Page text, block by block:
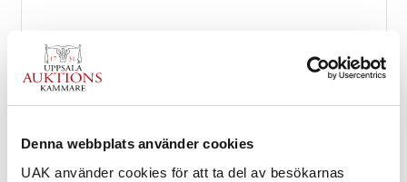
Denna webbplats använder cookies
UAK använder cookies för att ta del av besökarnas